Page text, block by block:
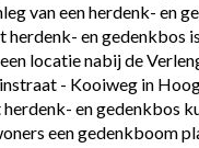
van een herdenk- en
herdenk- en gedenkbos
locatie nabij de
- Kooiweg in
herdenk- en gedenkbos
een gedenkboom